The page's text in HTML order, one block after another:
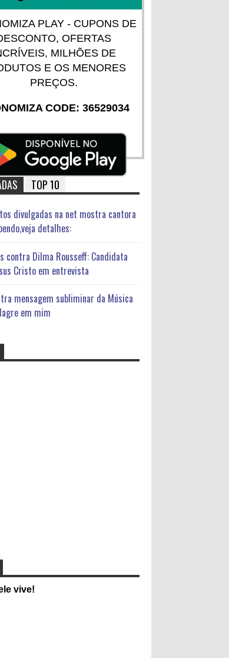
PLAY - CUPONS DE
OFERTAS
MILHÕES DE
E OS MENORES
PREÇOS.
CODE: 36529034
TOP 10
divulgadas na net mostra cantora
detalhes:
contra Dilma Rousseff: Candidata
Cristo em entrevista
mensagem subliminar da Música
em mim
Bomba! Fotos divulgadas na net
Evangélicos contra Dilma Rousseff:
vive!